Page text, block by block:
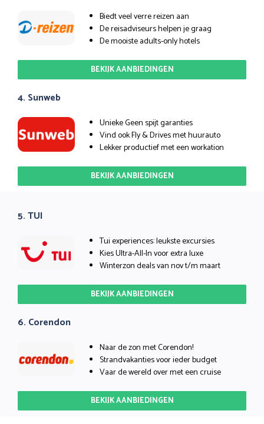
Biedt veel verre reizen aan
De reisadviseurs helpen je graag
De mooiste adults-only hotels
BEKIJK AANBIEDINGEN
4. Sunweb
Unieke Geen spijt garanties
Vind ook Fly & Drives met huurauto
Lekker productief met een workation
BEKIJK AANBIEDINGEN
5. TUI
Tui experiences: leukste excursies
Kies Ultra-All-In voor extra luxe
Winterzon deals van nov t/m maart
BEKIJK AANBIEDINGEN
6. Corendon
Naar de zon met Corendon!
Strandvakanties voor ieder budget
Vaar de wereld over met een cruise
BEKIJK AANBIEDINGEN